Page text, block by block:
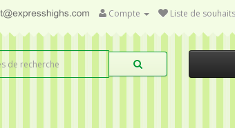
Compte Liste de